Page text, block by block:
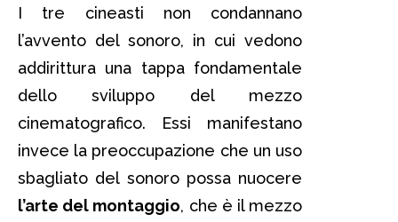
I tre cineasti non condannano
l’avvento del sonoro, in cui vedono
addirittura una tappa fondamentale
dello sviluppo del mezzo
cinematografico. Essi manifestano
invece la preoccupazione che un uso
sbagliato del sonoro possa nuocere
l’arte del montaggio, che è il mezzo